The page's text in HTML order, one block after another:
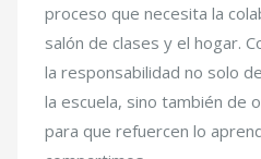
proceso que necesita la
salón de clases y el hogar.
la responsabilidad no solo
la escuela, sino también de
para que refuercen lo